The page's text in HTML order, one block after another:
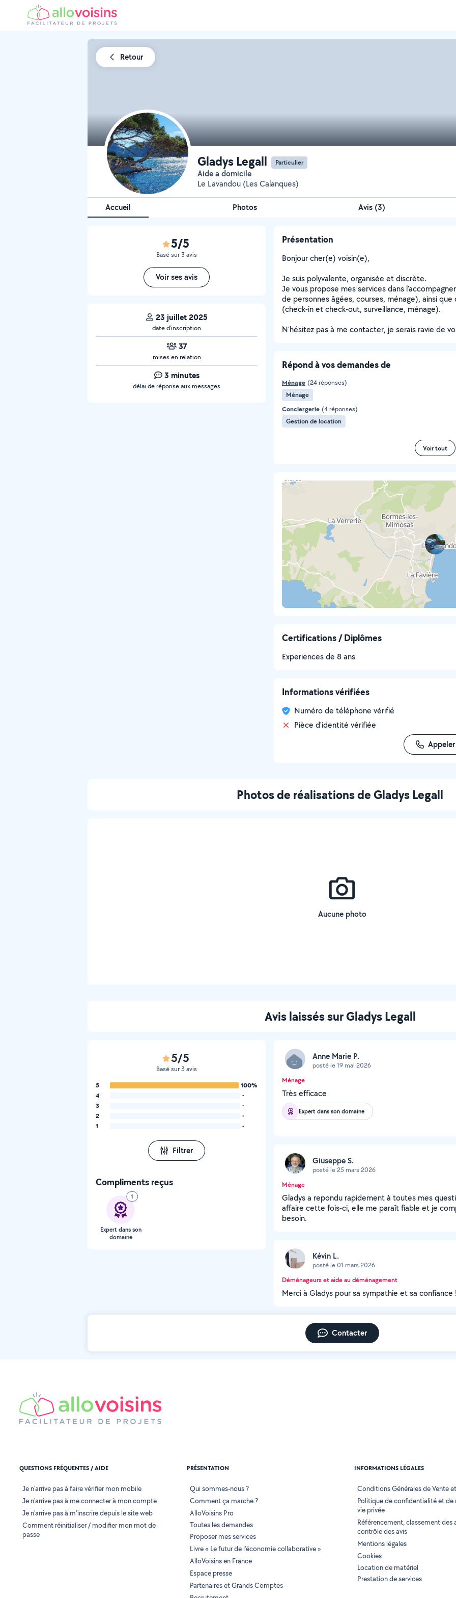
Retour
Gladys Legall Particulier
Aide a domicile
Le Lavandou (Les Calanques)
Accueil Photos Avis (3)
5/5
Basé sur 3 avis
Voir ses avis
23 juillet 2025
date d’inscription
37
mises en relation
3 minutes
délai de réponse aux messages
Présentation
Bonjour cher(e) voisin(e),
Je suis polyvalente, organisée et discrète.
Je vous propose mes services dans
de personnes âgées, courses, ménage), ainsi
(check-in et check-out, surveillance, ménage).
N'hésitez pas à me contacter, je serais ravie de
Répond à vos demandes de
Ménage (24 réponses)
Ménage
Conciergerie (4 réponses)
Gestion de location
Voir tout
Certifications / Diplômes
Experiences de 8 ans
Informations vérifiées
Numéro de téléphone vérifié
Pièce d'identité vérifiée
Appeler
Photos de réalisations de Gladys Legall
Aucune photo
Avis laissés sur Gladys Legall
5/5
Basé sur 3 avis
5
100%
4
-
3
-
2
-
1
-
Filtrer
Compliments reçus
1
Expert dans son
domaine
Anne Marie P.
posté le 19 mai 2026
Ménage
Très efficace
Expert dans son domaine
Giuseppe S.
posté le 25 mars 2026
Ménage
Gladys a repondu rapidement à toutes mes
affaire cette fois-ci, elle me paraît fiable et je
besoin.
Kévin L.
posté le 01 mars 2026
Déménageurs et aide au déménagement
Merci à Gladys pour sa sympathie et sa confiance
Contacter
QUESTIONS FRÉQUENTES / AIDE
Je n'arrive pas à faire vérifier mon mobile
Je n'arrive pas à me connecter à mon compte
Je n'arrive pas à m'inscrire depuis le site web
Comment réinitialiser / modifier mon mot de
passe
PRÉSENTATION
Qui sommes-nous ?
Comment ça marche ?
AlloVoisins Pro
Toutes les demandes
Proposer mes services
Livre « Le futur de l'économie collaborative »
AlloVoisins en France
Espace presse
Partenaires et Grands Comptes
INFORMATIONS LÉGALES
Conditions Générales de Vente
Politique de confidentialité et de
vie privée
Référencement, classement des
contrôle des avis
Mentions légales
Cookies
Location de matériel
Prestation de services